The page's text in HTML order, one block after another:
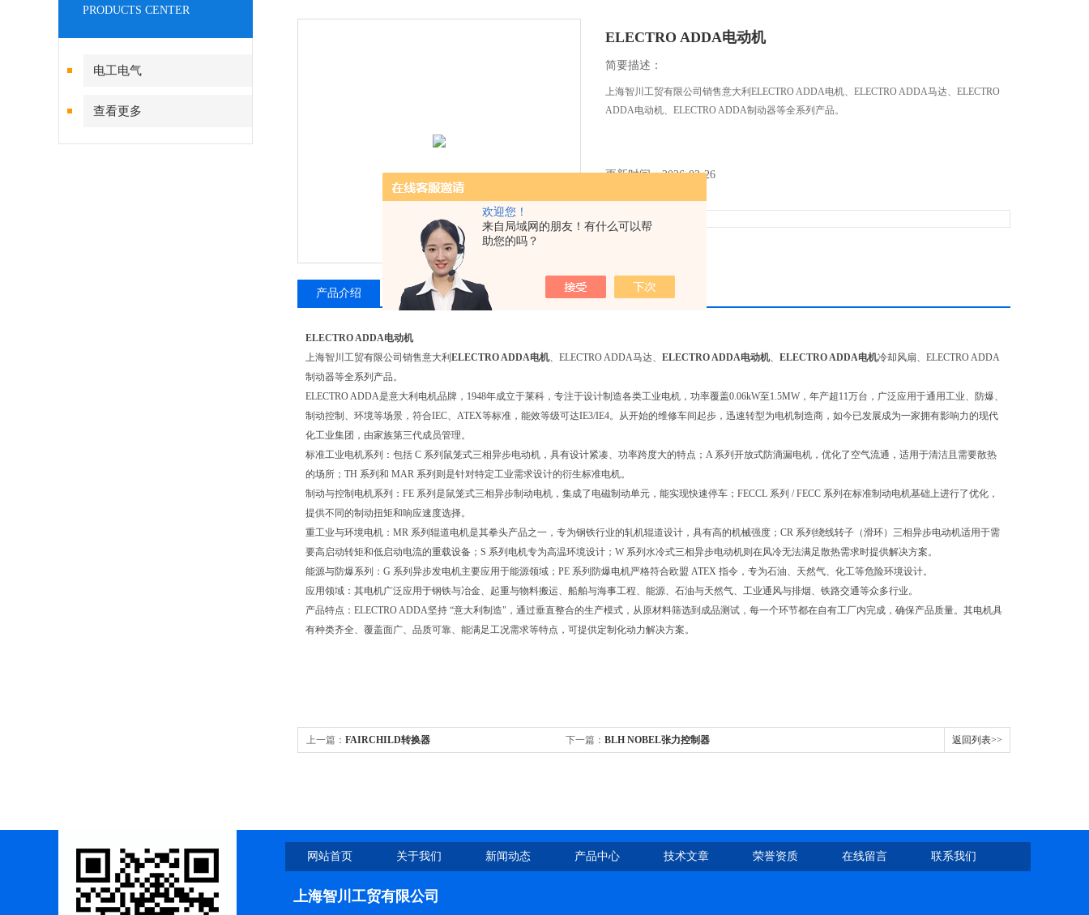
欢迎您！
来自局域网的朋友！有什么可以帮
助您的吗？
PRODUCTS CENTER
电工电气
查看更多
ELECTRO ADDA电动机
简要描述：
上海智川工贸有限公司销售意大利ELECTRO ADDA电机、ELECTRO ADDA马达、ELECTRO
ADDA电动机、ELECTRO ADDA制动器等全系列产品。
更新时间：2026-02-26
产品介绍 相关产品 留言询价
ELECTRO ADDA电动机
上海智川工贸有限公司销售意大利 ELECTRO ADDA电机、ELECTRO ADDA马达、 ELECTRO ADDA电动机、 ELECTRO ADDA电机冷却风扇、ELECTRO ADDA
制动器等全系列产品。
ELECTRO ADDA是意大利电机品牌，1948年成立于莱科，专注于设计制造各类工业电机，功率覆盖0.06kW至1.5MW，年产超11万台，广泛应用于通用工业、防爆、
制动控制、环境等场景，符合IEC、ATEX等标准，能效等级可达IE3/IE4。从开始的维修车间起步，迅速转型为电机制造商，如今已发展成为一家拥有影响力的现代
化工业集团，由家族第三代成员管理。
标准工业电机系列：包括 C 系列鼠笼式三相异步电动机，具有设计紧凑、功率跨度大的特点；A 系列开放式防滴漏电机，优化了空气流通，适用于清洁且需要散热
的场所；TH 系列和 MAR 系列则是针对特定工业需求设计的衍生标准电机。
制动与控制电机系列：FE 系列是鼠笼式三相异步制动电机，集成了电磁制动单元，能实现快速停车；FECCL 系列 / FECC 系列在标准制动电机基础上进行了优化，
提供不同的制动扭矩和响应速度选择。
重工业与环境电机：MR 系列辊道电机是其拳头产品之一，专为钢铁行业的轧机辊道设计，具有高的机械强度；CR 系列绕线转子（滑环）三相异步电动机适用于需
要高启动转矩和低启动电流的重载设备；S 系列电机专为高温环境设计；W 系列水冷式三相异步电动机则在风冷无法满足散热需求时提供解决方案。
能源与防爆系列：G 系列异步发电机主要应用于能源领域；PE 系列防爆电机严格符合欧盟 ATEX 指令，专为石油、天然气、化工等危险环境设计。
应用领域：其电机广泛应用于钢铁与冶金、起重与物料搬运、船舶与海事工程、能源、石油与天然气、工业通风与排烟、铁路交通等众多行业。
产品特点：ELECTRO ADDA坚持 “意大利制造"，通过垂直整合的生产模式，从原材料筛选到成品测试，每一个环节都在自有工厂内完成，确保产品质量。其电机具
有种类齐全、覆盖面广、品质可靠、能满足工况需求等特点，可提供定制化动力解决方案。
上一篇： FAIRCHILD转换器 下一篇： BLH NOBEL张力控制器 返回列表>>
网站首页 关于我们 新闻动态 产品中心 技术文章 荣誉资质 在线留言 联系我们
上海智川工贸有限公司